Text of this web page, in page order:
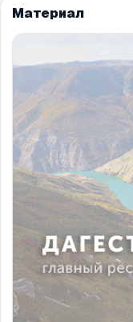
Материал